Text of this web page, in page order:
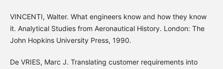
VINCENTI, Walter. What engineers know and how they know
it. Analytical Studies from Aeronautical History. London: The
John Hopkins University Press, 1990.
De VRIES, Marc J. Translating customer requirements into